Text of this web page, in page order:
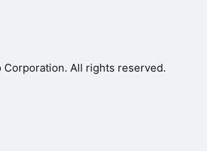
All rights reserved.